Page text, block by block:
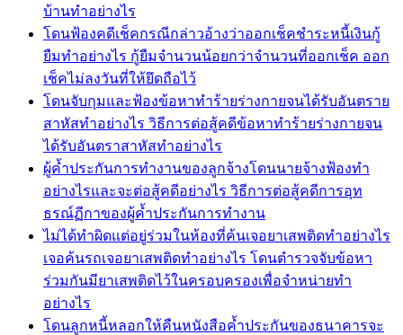
บ้านทำอย่างไร
โดนฟ้องคดีเช็คกรณีกล่าวอ้างว่าออกเช็คชำระหนี้เงินกู้
ยืมทำอย่างไร กู้ยืมจำนวนน้อยกว่าจำนวนที่ออกเช็ค ออก
เช็คไม่ลงวันที่ให้ยึดถือไว้
โดนจับกุมและฟ้องข้อหาทำร้ายร่างกายจนได้รับอันตราย
สาหัสทำอย่างไร วิธีการต่อสู้คดีข้อหาทำร้ายร่างกายจน
ได้รับอันตราสาหัสทำอย่างไร
ผู้ค้ำประกันการทำงานของลูกจ้างโดนนายจ้างฟ้องทำ
อย่างไรและจะต่อสู้คดีอย่างไร วิธีการต่อสู้คดีการอุท
ธรณ์ฏีกาของผู้ค้ำประกันการทำงาน
ไม่ได้ทำผิดแต่อยู่ร่วมในห้องที่ค้นเจอยาเสพติดทำอย่างไร
เจอค้นรถเจอยาเสพติดทำอย่างไร โดนตำรวจจับข้อหา
ร่วมกันมียาเสพติดไว้ในครอบครองเพื่อจำหน่ายทำ
อย่างไร
โดนลูกหนี้หลอกให้คืนหนังสือค้ำประกันของธนาคารจะ